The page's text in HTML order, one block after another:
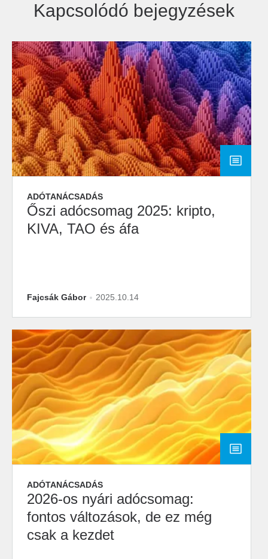
Kapcsolódó bejegyzések
ADÓTANÁCSADÁS
Őszi adócsomag 2025: kripto,
KIVA, TAO és áfa
Fajcsák Gábor 2025.10.14
ADÓTANÁCSADÁS
2026-os nyári adócsomag:
fontos változások, de ez még
csak a kezdet